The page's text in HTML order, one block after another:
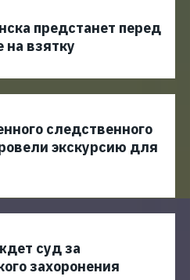
предстанет перед
на взятку
следственного
экскурсию для
суд за
захоронения